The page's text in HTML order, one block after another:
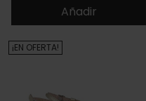
Añadir
¡EN OFERTA!